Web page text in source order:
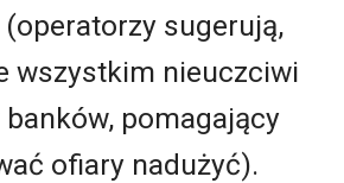
sugerują,
wszystkim nieuczciwi
pomagający
ofiary nadużyć).